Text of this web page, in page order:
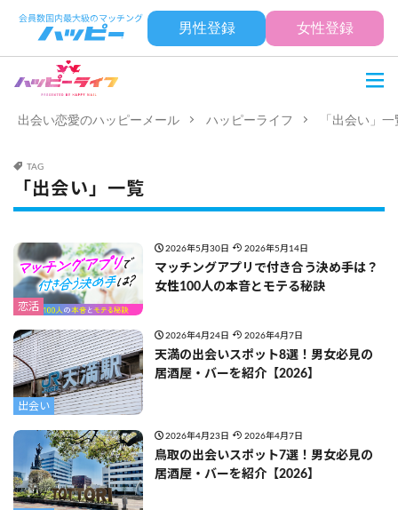
男性登録 女性登録
出会い恋愛のハッピーメール ハッピーライフ 「出会い」一
TAG
「出会い」一覧
恋活
2026年5月30日 2026年5月14日
マッチングアプリで付き合う決め手は？
女性100人の本音とモテる秘訣
出会い
2026年4月24日 2026年4月7日
天満の出会いスポット8選！男女必見の
居酒屋・バーを紹介【2026】
2026年4月23日 2026年4月7日
鳥取の出会いスポット7選！男女必見の
居酒屋・バーを紹介【2026】